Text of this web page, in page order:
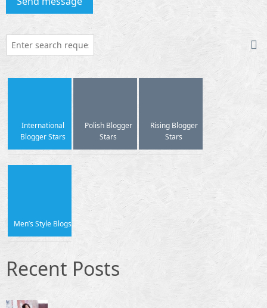
International
Blogger Stars
Polish Blogger
Stars
Rising Blogger
Stars
Men’s Style Blogs
Recent Posts